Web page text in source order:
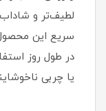
لطیف‌تر و
سریع این
در طول روز
یا چربی